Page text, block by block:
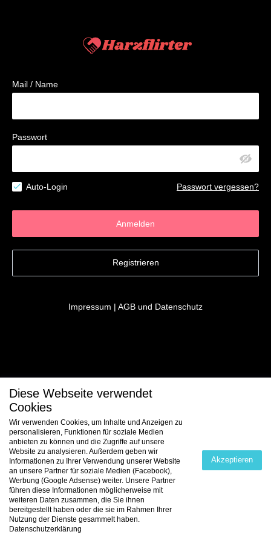
Mail / Name
Passwort
Auto-Login Passwort vergessen?
Anmelden
Registrieren
Impressum | AGB und Datenschutz
Diese Webseite verwendet
Cookies
Wir verwenden Cookies, um Inhalte und Anzeigen zu
personalisieren, Funktionen für soziale Medien
anbieten zu können und die Zugriffe auf unsere
Website zu analysieren. Außerdem geben wir
Informationen zu Ihrer Verwendung unserer Website
an unsere Partner für soziale Medien (Facebook),
Werbung (Google Adsense) weiter. Unsere Partner
führen diese Informationen möglicherweise mit
weiteren Daten zusammen, die Sie ihnen
bereitgestellt haben oder die sie im Rahmen Ihrer
Nutzung der Dienste gesammelt haben.
Datenschutzerklärung
Akzeptieren